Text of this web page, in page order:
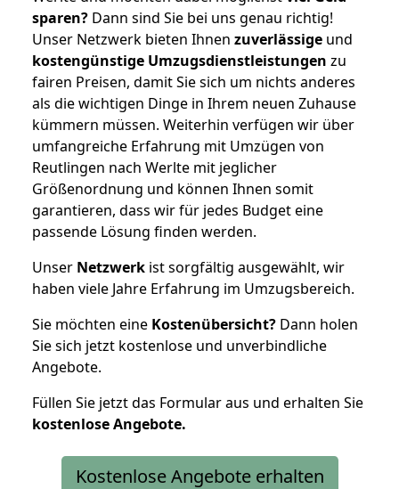
sparen? Dann sind Sie bei uns genau richtig!
Unser Netzwerk bieten Ihnen zuverlässige und
kostengünstige Umzugsdienstleistungen zu
fairen Preisen, damit Sie sich um nichts anderes
als die wichtigen Dinge in Ihrem neuen Zuhause
kümmern müssen. Weiterhin verfügen wir über
umfangreiche Erfahrung mit Umzügen von
Reutlingen nach Werlte mit jeglicher
Größenordnung und können Ihnen somit
garantieren, dass wir für jedes Budget eine
passende Lösung finden werden.
Unser Netzwerk ist sorgfältig ausgewählt, wir
haben viele Jahre Erfahrung im Umzugsbereich.
Sie möchten eine Kostenübersicht? Dann holen
Sie sich jetzt kostenlose und unverbindliche
Angebote.
Füllen Sie jetzt das Formular aus und erhalten Sie
kostenloseAngebote.
Kostenlose Angebote erhalten